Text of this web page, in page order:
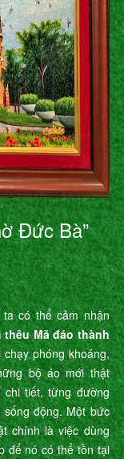
Đức Bà”
có thể cảm nhận
thêu Mã đáo thành
phóng khoáng,
bộ áo mới thật
tiết, từng đường
động. Một bức
chính là việc dùng
để nó có thể tồn tại